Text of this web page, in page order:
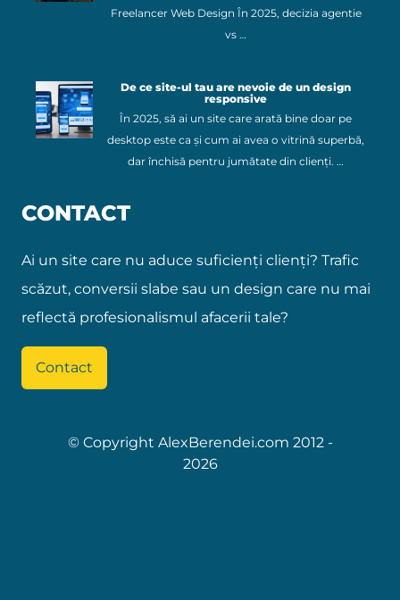
Freelancer Web Design În 2025, decizia agentie
vs …
De ce site-ul tau are nevoie de un design
responsive
În 2025, să ai un site care arată bine doar pe
desktop este ca și cum ai avea o vitrină superbă,
dar închisă pentru jumătate din clienți. …
CONTACT
Ai un site care nu aduce suficienți clienți? Trafic
scăzut, conversii slabe sau un design care nu mai
reflectă profesionalismul afacerii tale?
Contact
© Copyright AlexBerendei.com 2012 -
2026